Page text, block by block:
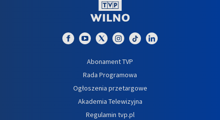
Abonament TVP
Rada Programowa
Ogłoszenia przetargowe
Akademia Telewizyjna
Regulamin tvp.pl